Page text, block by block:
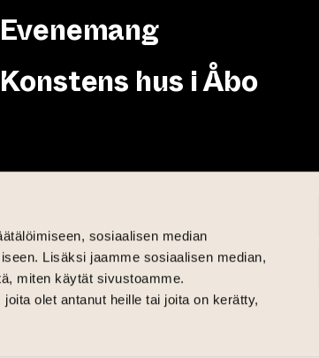
sosiaalisen median
Lisäksi jaamme sosiaalisen median,
miten käytät sivustoamme.
olet antanut heille tai joita on kerätty,
Evenemang
Konstens hus i Åbo